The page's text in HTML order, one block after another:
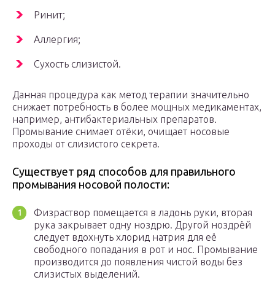
Ринит;
Аллергия;
Сухость слизистой.
Данная процедура как метод терапии значительно
снижает потребность в более мощных медикаментах,
например, антибактериальных препаратов.
Промывание снимает отёки, очищает носовые
проходы от слизистого секрета.
Существует ряд способов для правильного
промывания носовой полости:
Физраствор помещается в ладонь руки, вторая
рука закрывает одну ноздрю. Другой ноздрёй
следует вдохнуть хлорид натрия для её
свободного попадания в рот и нос. Промывание
производится до появления чистой воды без
слизистых выделений.